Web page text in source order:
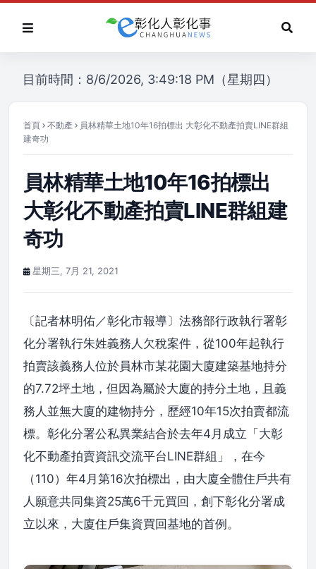
目前時間：8/6/2026, 3:49:18 PM（星期四）
首頁 不動產
員林精華土地10年16拍標出 大彰化不動產拍賣LINE群組
建奇功
員林精華土地10年16拍標出
大彰化不動產拍賣LINE群組建
奇功
星期三, 7月 21, 2021
〔記者林明佑／彰化市報導〕法務部行政執行署彰
化分署執行朱姓義務人欠稅案件，從100年起執行
拍賣該義務人位於員林市某花園大廈建築基地持分
的7.72坪土地，但因為屬於大廈的持分土地，且義
務人並無大廈的建物持分，歷經10年15次拍賣都流
標。彰化分署公私異業結合於去年4月成立「大彰
化不動產拍賣資訊交流平台LINE群組」，在今
（110）年4月第16次拍標出，由大廈全體住戶共有
人願意共同集資25萬6千元買回，創下彰化分署成
立以來，大廈住戶集資買回基地的首例。